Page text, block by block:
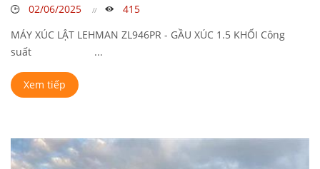
02/06/2025
415
MÁY XÚC LẬT LEHMAN ZL946PR - GẦU XÚC 1.5 KHỐI Công
suất ...
Xem tiếp